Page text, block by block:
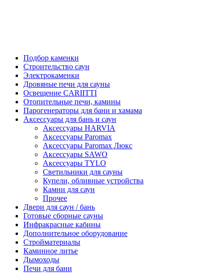
Подбор каменки
Строительство саун
Электрокаменки
Дровяные печи для сауны
Освещение CARIITTI
Отопительные печи, камины
Парогенераторы для бани и хамама
Аксессуары для бань и саун
Аксессуары HARVIA
Аксессуары Paromax
Аксессуары Paromax Люкс
Аксессуары SAWO
Аксессуары TYLO
Светильники для сауны
Купели, обливные устройства
Камни для саун
Прочее
Двери для саун / бань
Готовые сборные сауны
Инфракрасные кабины
Дополнительное оборудование
Стройматериалы
Каминное литье
Дымоходы
Печи для бани